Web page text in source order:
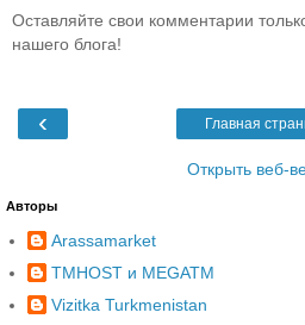
Оставляйте свои комментарии
нашего блога!
‹ Главная
Открыть веб-
Авторы
Arassamarket
TMHOST и MEGATM
Vizitka Turkmenistan